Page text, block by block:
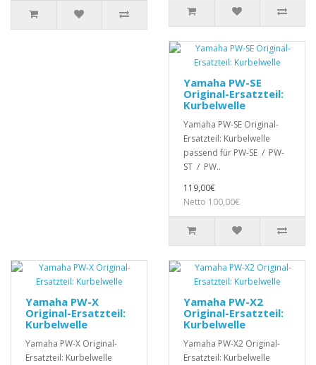
Yamaha PW-SE
Original-Ersatzteil:
Kurbelwelle
Yamaha PW-SE Original-
Ersatzteil: Kurbelwelle
passend für PW-SE / PW-
ST / PW..
119,00€
Netto 100,00€
Yamaha PW-X
Original-Ersatzteil:
Kurbelwelle
Yamaha PW-X Original-
Ersatzteil: Kurbelwelle
Yamaha PW-X2
Original-Ersatzteil:
Kurbelwelle
Yamaha PW-X2 Original-
Ersatzteil: Kurbelwelle